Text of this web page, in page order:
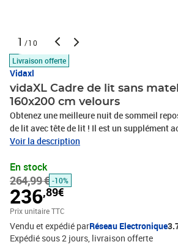
1 /10
Livraison offerte
Vidaxl
vidaXL Cadre de lit sans
160x200 cm velours
Obtenez une meilleure nuit de sommeil
de lit avec tête de lit ! Il est un supplément
chambre à coucher. Velours doux : le
coupées qui ont une touche lisse. Le tissu
toucher doux distinctif, ce qui le rend
toucher.Hauteur réglable : la tête de lit est
selon vos préférences.Pieds de soutien : le
pieds robustes, qui assurent sa stabilité, sa
fermeté.Lattes de contreplaqué : les lattes
assurent une bonne répartition du poids,
Voir la description
En stock
264,99 € -10%
236,89€
Prix unitaire TTC
Vendu et expédié parRéseau Electronique
Expédié sous 2 jours livraison offerte